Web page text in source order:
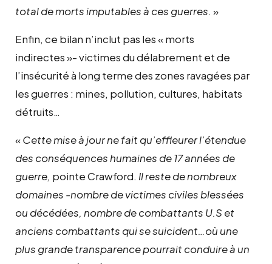
total de morts imputables à ces guerres. »
Enfin, ce bilan n’inclut pas les « morts
indirectes »- victimes du délabrement et de
l’insécurité à long terme des zones ravagées par
les guerres : mines, pollution, cultures, habitats
détruits…
«Cette mise à jour ne fait qu’effleurer l’étendue
des conséquences humaines de 17 années de
guerre, pointe Crawford. Il reste de nombreux
domaines -nombre de victimes civiles blessées
ou décédées, nombre de combattants U.S et
anciens combattants qui se suicident…où une
plus grande transparence pourrait conduire à un